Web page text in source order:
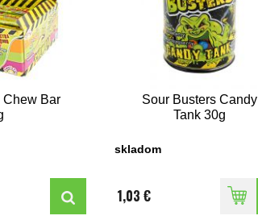
Chew Bar
Sour Busters Candy
Tank 30g
skladom
1,03 €